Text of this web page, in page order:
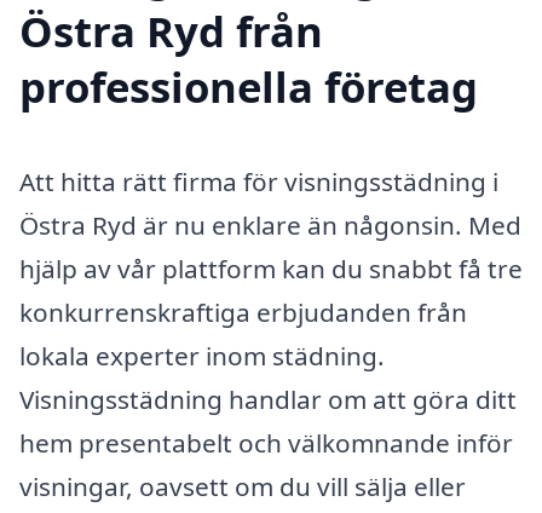
Östra Ryd från
professionella företag
Att hitta rätt firma för visningsstädning i
Östra Ryd är nu enklare än någonsin. Med
hjälp av vår plattform kan du snabbt få tre
konkurrenskraftiga erbjudanden från
lokala experter inom städning.
Visningsstädning handlar om att göra ditt
hem presentabelt och välkomnande inför
visningar, oavsett om du vill sälja eller